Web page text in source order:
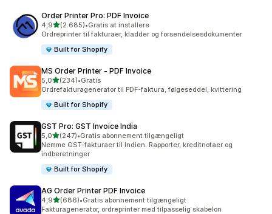
Order Printer Pro: PDF Invoice
4,9ud af 5 stjerner
(2.685)
2685 anmeldelser i alt
•Gratis at installere
Ordreprinter til fakturaer, kladder og forsendelsesdokumenter
Built for Shopify
MS Order Printer ‑ PDF Invoice
5,0ud af 5 stjerner
(234)
234 anmeldelser i alt
•Gratis
Ordrefakturagenerator til PDF-faktura, følgeseddel, kvittering
Built for Shopify
GST Pro: GST Invoice India
5,0ud af 5 stjerner
(247)
247 anmeldelser i alt
•Gratis abonnement tilgængeligt
Nemme GST-fakturaer til Indien. Rapporter, kreditnotaer og
indberetninger
Built for Shopify
AG Order Printer PDF Invoice
4,9ud af 5 stjerner
(686)
686 anmeldelser i alt
•Gratis abonnement tilgængeligt
Fakturagenerator, ordreprinter med tilpasselig skabelon